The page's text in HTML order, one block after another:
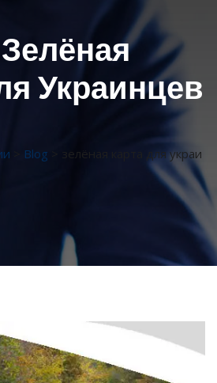
Зелёная
Украинцев
Blog
зелёная карта для украи